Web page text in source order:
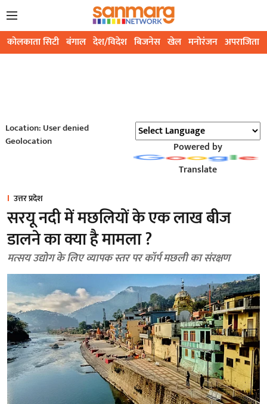
कोलकाता सिटी बंगाल देश/विदेश बिजनेस खेल मनोरंजन अपराजिता
Location: User denied
Geolocation
Powered by
Translate
उत्तर प्रदेश
सरयू नदी में मछलियों के एक लाख बीज
डालने का क्या है मामला ?
मत्सय उद्योग के लिए व्यापक स्तर पर कॉर्प मछली का संरक्षण